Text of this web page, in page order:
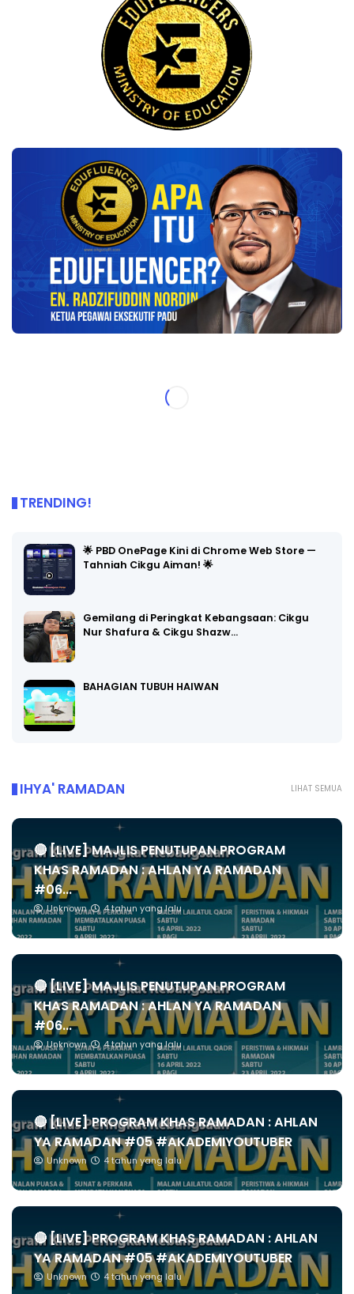
TRENDING!
🌟 PBD OnePage Kini di Chrome Web Store —
Tahniah Cikgu Aiman! 🌟
Gemilang di Peringkat Kebangsaan: Cikgu
Nur Shafura & Cikgu Shazw…
BAHAGIAN TUBUH HAIWAN
LIHAT SEMUA
IHYA' RAMADAN
🔴 [LIVE] MAJLIS PENUTUPAN PROGRAM
KHAS RAMADAN : AHLAN YA RAMADAN
#06...
Unknown 4 tahun yang lalu
🔴 [LIVE] MAJLIS PENUTUPAN PROGRAM
KHAS RAMADAN : AHLAN YA RAMADAN
#06...
Unknown 4 tahun yang lalu
🔴 [LIVE] PROGRAM KHAS RAMADAN : AHLAN
YA RAMADAN #05 #AKADEMIYOUTUBER
Unknown 4 tahun yang lalu
🔴 [LIVE] PROGRAM KHAS RAMADAN : AHLAN
YA RAMADAN #05 #AKADEMIYOUTUBER
Unknown 4 tahun yang lalu